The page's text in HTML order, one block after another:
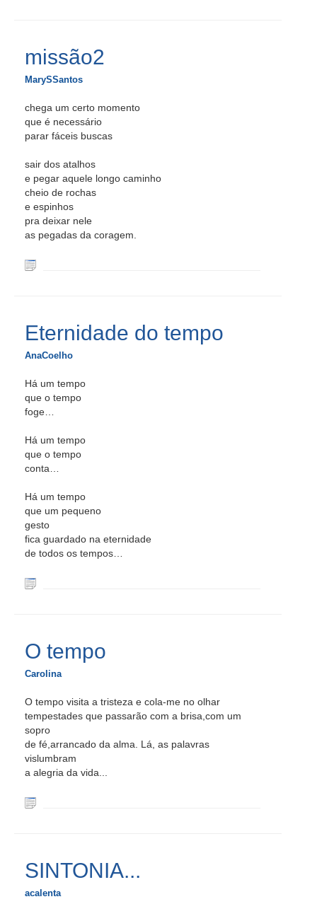
missão2
MarySSantos
chega um certo momento
que é necessário
parar fáceis buscas
sair dos atalhos
e pegar aquele longo caminho
cheio de rochas
e espinhos
pra deixar nele
as pegadas da coragem.
Eternidade do tempo
AnaCoelho
Há um tempo
que o tempo
foge…
Há um tempo
que o tempo
conta…
Há um tempo
que um pequeno
gesto
fica guardado na eternidade
de todos os tempos…
O tempo
Carolina
O tempo visita a tristeza e cola-me no olhar
tempestades que passarão com a brisa,com um
sopro
de fé,arrancado da alma. Lá, as palavras
vislumbram
a alegria da vida...
SINTONIA...
acalenta